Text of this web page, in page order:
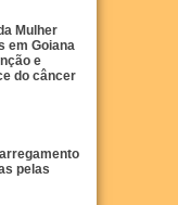
Mulher
em Goiana
e
do câncer
pelas